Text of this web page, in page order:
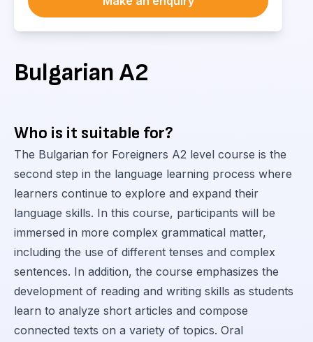
Bulgarian A2
Who is it suitable for?
The Bulgarian for Foreigners A2 level course is the
second step in the language learning process where
learners continue to explore and expand their
language skills. In this course, participants will be
immersed in more complex grammatical matter,
including the use of different tenses and complex
sentences. In addition, the course emphasizes the
development of reading and writing skills as students
learn to analyze short articles and compose
connected texts on a variety of topics. Oral